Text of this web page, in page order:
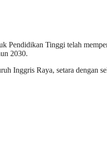
Pendidikan Tinggi telah
2030.
Inggris Raya, setara dengan